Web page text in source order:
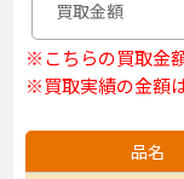
買取金額
※こちらの買取金
※買取実績の金額
品名